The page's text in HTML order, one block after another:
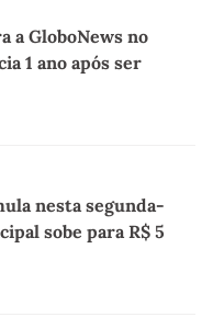
a GloboNews no
1 ano após ser
nesta segunda-
sobe para R$ 5